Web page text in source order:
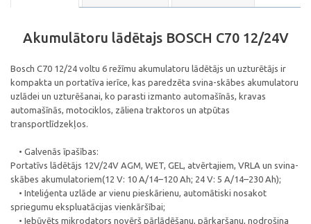
Akumulātoru lādētajs BOSCH C70 12/24V
Bosch C70 12/24 voltu 6 režīmu akumulatoru lādētājs un uzturētājs ir
kompakta un portatīva ierīce, kas paredzēta svina-skābes akumulatoru
uzlādei un uzturēšanai, ko parasti izmanto automašīnās, kravas
automašīnās, motociklos, zāliena traktoros un atpūtas
transportlīdzekļos.
• Galvenās īpašības:
Portatīvs lādētājs 12V/24V AGM, WET, GEL, atvērtajiem, VRLA un svina-
skābes akumulatoriem(12 V: 10 A/14–120 Ah; 24 V: 5 A/14–230 Ah);
• Inteliģenta uzlāde ar vienu pieskārienu, automātiski nosakot
spriegumu ekspluatācijas vienkāršībai;
• Iebūvēts mikrodators novērš pārlādēšanu, pārkaršanu, nodrošina